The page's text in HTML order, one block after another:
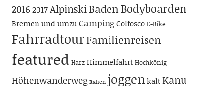
2016 2017AlpinskiBaden Bodyboarden
Bremen und umzuCampingColfosco E-Bike
FahrradtourFamilienreisen
featured Harz Himmelfahrt Hochkönig
Höhenwanderweg Italien joggenkaltKanu